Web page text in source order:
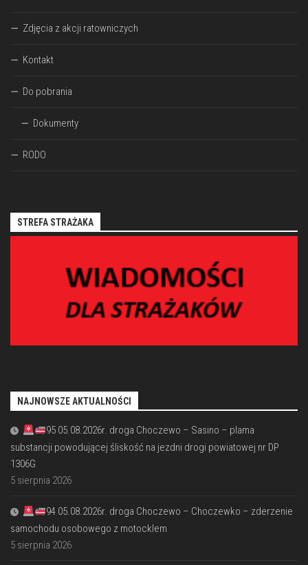
Zdjęcia z akcji ratowniczych
Kontakt
Do pobrania
Dokumenty
RODO
STREFA STRAŻAKA
NAJNOWSZE AKTUALNOŚCI
95 05.08.2026r. droga Choczewo – Sasino – plama
substancji powodującej śliskość na jezdni drogi powiatowej nr DP
1306G
5 sierpnia 2026
94 05.08.2026r. droga Choczewo – Choczewko – zderzenie
samochodu osobowego z motocklem
5 sierpnia 2026